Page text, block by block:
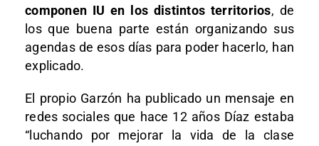
componen IU en los distintos territorios, de
los que buena parte están organizando sus
agendas de esos días para poder hacerlo, han
explicado.
El propio Garzón ha publicado un mensaje en
redes sociales que hace 12 años Díaz estaba
“luchando por mejorar la vida de la clase